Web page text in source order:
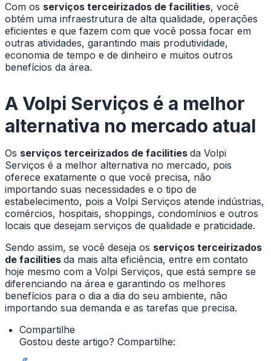
Com os serviços terceirizados de facilities, você
obtém uma infraestrutura de alta qualidade, operações
eficientes e que fazem com que você possa focar em
outras atividades, garantindo mais produtividade,
economia de tempo e de dinheiro e muitos outros
benefícios da área.
A Volpi Serviços é a melhor
alternativa no mercado atual
Os serviços terceirizados de facilities da Volpi
Serviços é a melhor alternativa no mercado, pois
oferece exatamente o que você precisa, não
importando suas necessidades e o tipo de
estabelecimento, pois a Volpi Serviços atende indústrias,
comércios, hospitais, shoppings, condomínios e outros
locais que desejam serviços de qualidade e praticidade.
Sendo assim, se você deseja os serviços terceirizados
de facilities da mais alta eficiência, entre em contato
hoje mesmo com a Volpi Serviços, que está sempre se
diferenciando na área e garantindo os melhores
benefícios para o dia a dia do seu ambiente, não
importando sua demanda e as tarefas que precisa.
Compartilhe
Gostou deste artigo? Compartilhe: